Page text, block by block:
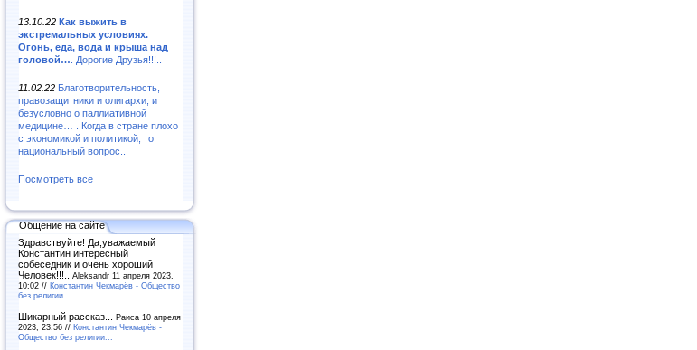
13.10.22 Как выжить в
экстремальных условиях.
Огонь, еда, вода и крыша над
головой… . Дорогие Друзья!!!..
11.02.22 Благотворительность,
правозащитники и олигархи, и
безусловно о паллиативной
медицине… . Когда в стране плохо
с экономикой и политикой, то
национальный вопрос..
Посмотреть все
Общение на сайте
Здравствуйте! Да,уважаемый
Константин интересный
собеседник и очень хороший
Человек!!!.. Aleksandr 11 апреля 2023,
10:02 // Константин Чекмарёв - Общество
без религии...
Шикарный рассказ... Раиса 10 апреля
2023, 23:56 // Константин Чекмарёв -
Общество без религии...